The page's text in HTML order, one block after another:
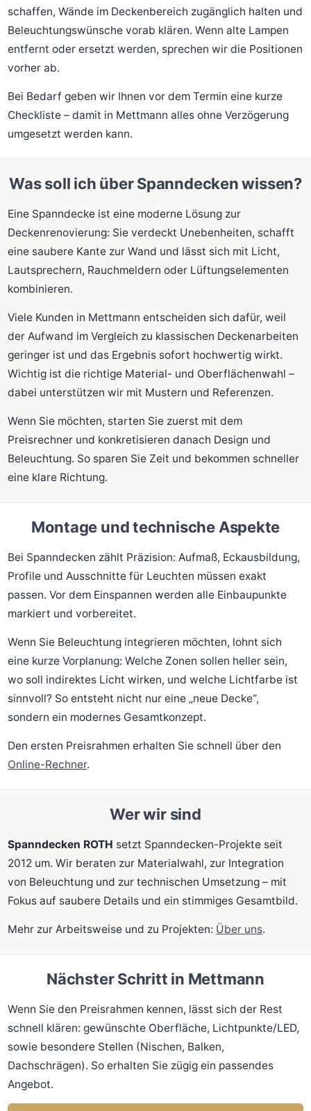
schaffen, Wände im Deckenbereich zugänglich halten und
Beleuchtungswünsche vorab klären. Wenn alte Lampen
entfernt oder ersetzt werden, sprechen wir die Positionen
vorher ab.
Bei Bedarf geben wir Ihnen vor dem Termin eine kurze
Checkliste – damit in Mettmann alles ohne Verzögerung
umgesetzt werden kann.
Was soll ich über Spanndecken wissen?
Eine Spanndecke ist eine moderne Lösung zur
Deckenrenovierung: Sie verdeckt Unebenheiten, schafft
eine saubere Kante zur Wand und lässt sich mit Licht,
Lautsprechern, Rauchmeldern oder Lüftungselementen
kombinieren.
Viele Kunden in Mettmann entscheiden sich dafür, weil
der Aufwand im Vergleich zu klassischen Deckenarbeiten
geringer ist und das Ergebnis sofort hochwertig wirkt.
Wichtig ist die richtige Material- und Oberflächenwahl –
dabei unterstützen wir mit Mustern und Referenzen.
Wenn Sie möchten, starten Sie zuerst mit dem
Preisrechner und konkretisieren danach Design und
Beleuchtung. So sparen Sie Zeit und bekommen schneller
eine klare Richtung.
Montage und technische Aspekte
Bei Spanndecken zählt Präzision: Aufmaß, Eckausbildung,
Profile und Ausschnitte für Leuchten müssen exakt
passen. Vor dem Einspannen werden alle Einbaupunkte
markiert und vorbereitet.
Wenn Sie Beleuchtung integrieren möchten, lohnt sich
eine kurze Vorplanung: Welche Zonen sollen heller sein,
wo soll indirektes Licht wirken, und welche Lichtfarbe ist
sinnvoll? So entsteht nicht nur eine „neue Decke“,
sondern ein modernes Gesamtkonzept.
Den ersten Preisrahmen erhalten Sie schnell über den
Online-Rechner.
Wer wir sind
Spanndecken ROTH setzt Spanndecken-Projekte seit
2012 um. Wir beraten zur Materialwahl, zur Integration
von Beleuchtung und zur technischen Umsetzung – mit
Fokus auf saubere Details und ein stimmiges Gesamtbild.
Mehr zur Arbeitsweise und zu Projekten: Über uns.
Nächster Schritt in Mettmann
Wenn Sie den Preisrahmen kennen, lässt sich der Rest
schnell klären: gewünschte Oberfläche, Lichtpunkte/LED,
sowie besondere Stellen (Nischen, Balken,
Dachschrägen). So erhalten Sie zügig ein passendes
Angebot.